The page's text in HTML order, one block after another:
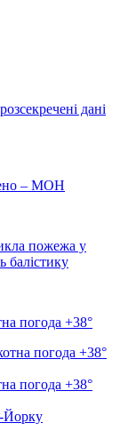
дані
– МОН
пожежа у
балістику
погода +38°
погода +38°